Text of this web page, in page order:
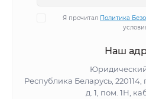
Я прочитал Политика
Наш
Республика Беларусь,
д. 1, пом. 1Н,